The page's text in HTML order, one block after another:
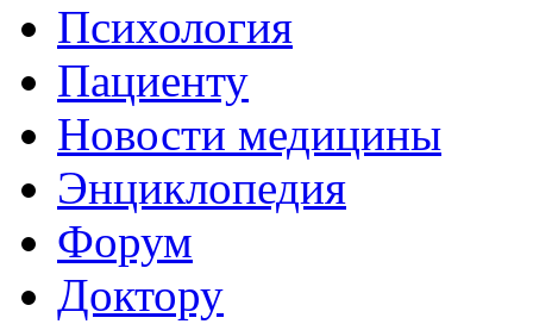
Психология
Пациенту
Новости медицины
Энциклопедия
Форум
Доктору